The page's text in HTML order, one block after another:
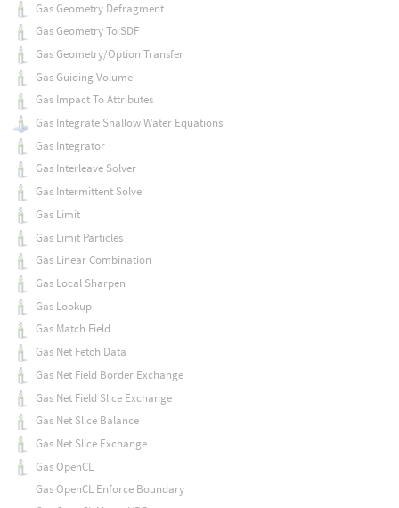
Gas Geometry Defragment
Gas Geometry To SDF
Gas Geometry/Option Transfer
Gas Guiding Volume
Gas Impact To Attributes
Gas Integrate Shallow Water Equations
Gas Integrator
Gas Interleave Solver
Gas Intermittent Solve
Gas Limit
Gas Limit Particles
Gas Linear Combination
Gas Local Sharpen
Gas Lookup
Gas Match Field
Gas Net Fetch Data
Gas Net Field Border Exchange
Gas Net Field Slice Exchange
Gas Net Slice Balance
Gas Net Slice Exchange
Gas OpenCL
Gas OpenCL Enforce Boundary